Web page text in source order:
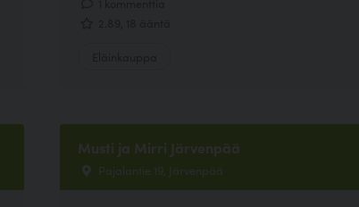
Musti ja Mirri Järvenpää
Pajalantie 19, Järvenpää